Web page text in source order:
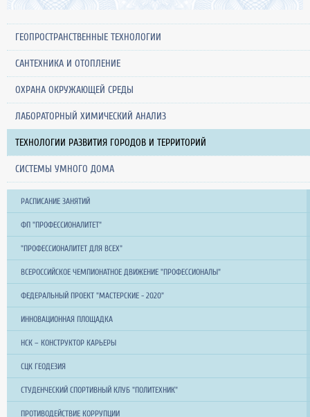
ГЕОПРОСТРАНСТВЕННЫЕ ТЕХНОЛОГИИ
САНТЕХНИКА И ОТОПЛЕНИЕ
ОХРАНА ОКРУЖАЮЩЕЙ СРЕДЫ
ЛАБОРАТОРНЫЙ ХИМИЧЕСКИЙ АНАЛИЗ
ТЕХНОЛОГИИ РАЗВИТИЯ ГОРОДОВ И ТЕРРИТОРИЙ
СИСТЕМЫ УМНОГО ДОМА
РАСПИСАНИЕ ЗАНЯТИЙ
ФП "ПРОФЕССИОНАЛИТЕТ"
"ПРОФЕССИОНАЛИТЕТ ДЛЯ ВСЕХ"
ВСЕРОССИЙСКОЕ ЧЕМПИОНАТНОЕ ДВИЖЕНИЕ "ПРОФЕССИОНАЛЫ"
ФЕДЕРАЛЬНЫЙ ПРОЕКТ "МАСТЕРСКИЕ - 2020"
ИННОВАЦИОННАЯ ПЛОЩАДКА
НСК – КОНСТРУКТОР КАРЬЕРЫ
СЦК ГЕОДЕЗИЯ
СТУДЕНЧЕСКИЙ СПОРТИВНЫЙ КЛУБ "ПОЛИТЕХНИК"
ПРОТИВОДЕЙСТВИЕ КОРРУПЦИИ